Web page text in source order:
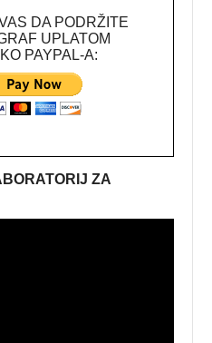
DA PODRŽITE
UPLATOM
PAYPAL-A:
ZA